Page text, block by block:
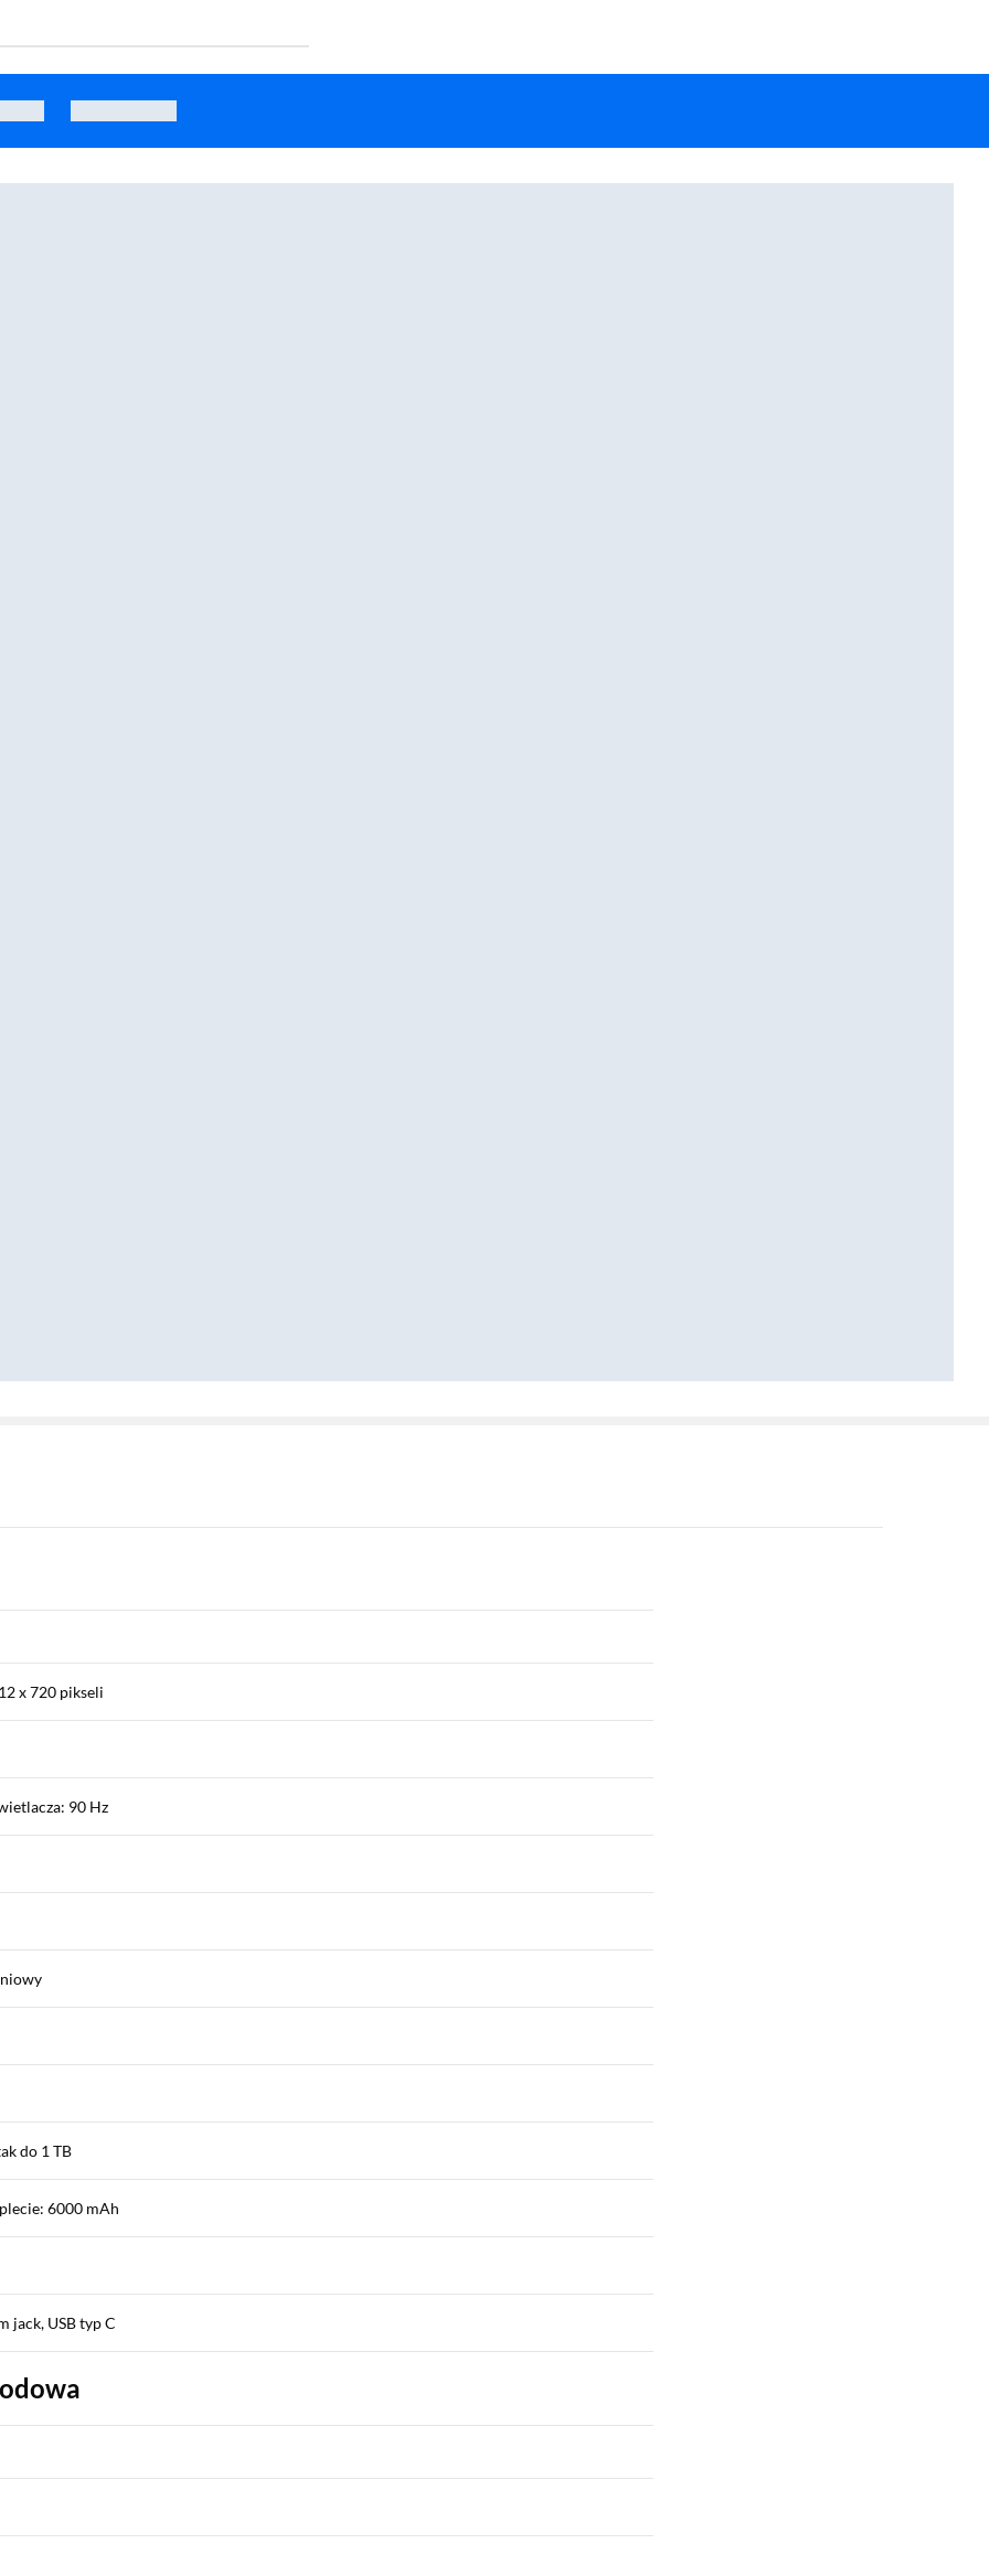
x 720 pikseli
90 Hz
do 1 TB
6000 mAh
jack, USB typ C